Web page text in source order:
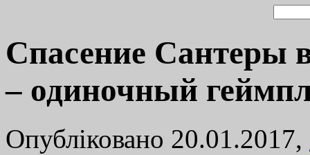
Спасение Сантеры
– одиночный
Опубліковано 20.01.2017,